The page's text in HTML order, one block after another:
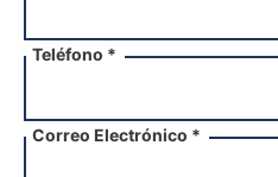
Teléfono *
Correo Electrónico *